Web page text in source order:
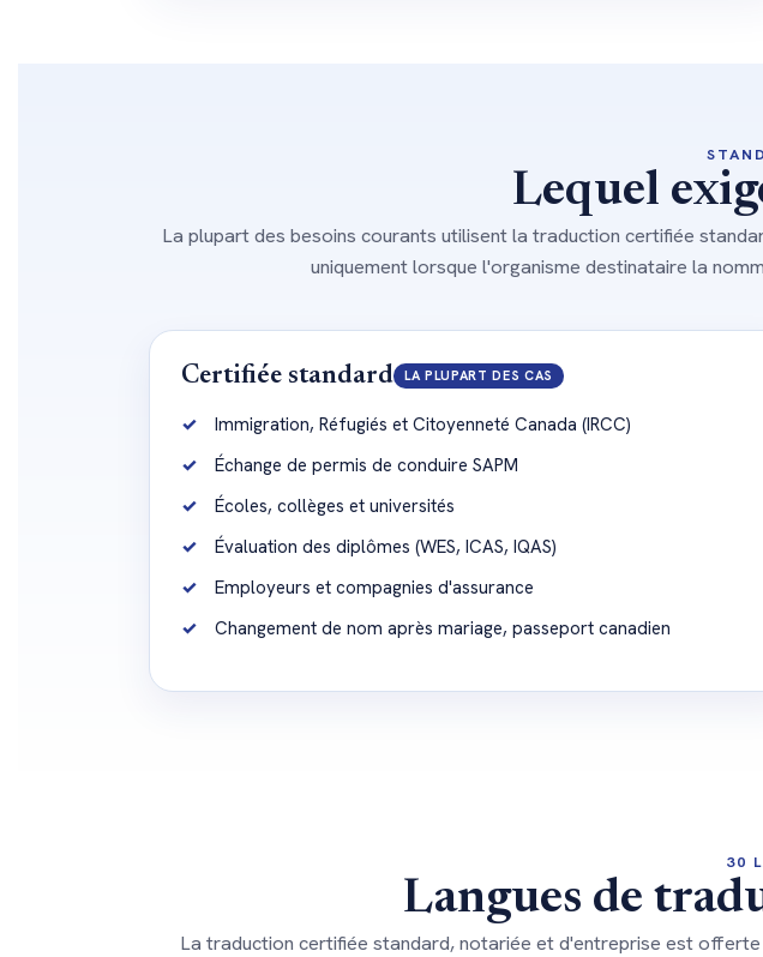
Lequel
La plupart des besoins courants utilisent la traduction certifiée
uniquement lorsque l'organisme destinataire la
Certifiée standard LA PLUPART DES CAS
Immigration, Réfugiés et Citoyenneté Canada (IRCC)
Échange de permis de conduire SAPM
Écoles, collèges et universités
Évaluation des diplômes (WES, ICAS, IQAS)
Employeurs et compagnies d'assurance
Changement de nom après mariage, passeport canadien
30
Langues de
La traduction certifiée standard, notariée et d'entreprise est offerte